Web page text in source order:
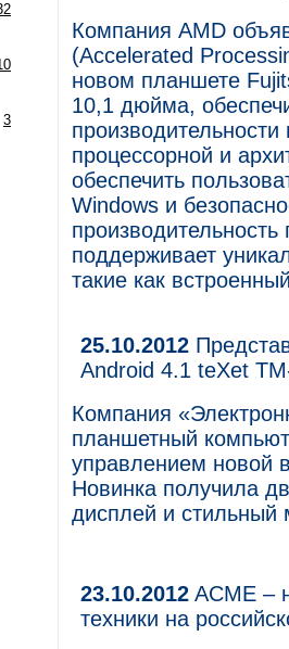
3
Компания AMD
(Accelerated
новом планшете
10,1 дюйма,
процессорной и
обеспечить
Windows и
производительность
поддерживает
такие как
25.10.2012
Android 4.1 teXet
Компания
планшетный
управлением новой
Новинка получила
дисплей и стильный
23.10.2012 ACME –
техники на